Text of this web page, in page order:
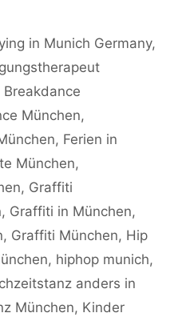
in Munich Germany,
Breakdance
München,
, Ferien in
München,
, Graffiti
, Graffiti in München,
, Graffiti München, Hip
, hiphop munich,
anders in
München, Kinder